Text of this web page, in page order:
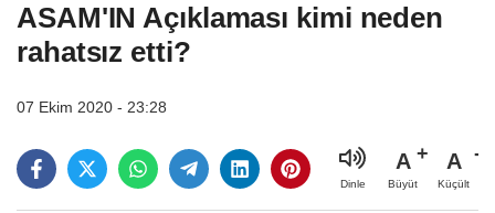
ASAM'IN Açıklaması kimi neden
rahatsız etti?
07 Ekim 2020 - 23:28
Dinle
A
Büyüt
A
Küçült